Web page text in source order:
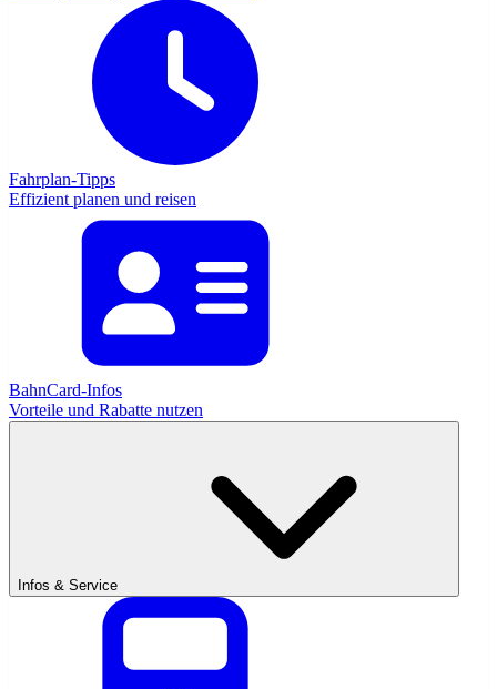
Fahrplan-Tipps
Effizient planen und reisen
BahnCard-Infos
Vorteile und Rabatte nutzen
Infos & Service